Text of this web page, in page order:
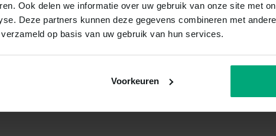
Ook delen we informatie over uw gebruik van onze site met
Deze partners kunnen deze gegevens combineren met
op basis van uw gebruik van hun services.
Voorkeuren